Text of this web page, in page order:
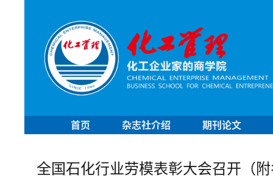
首页 杂志社介绍 期刊论文
全国石化行业劳模表彰大会召开（